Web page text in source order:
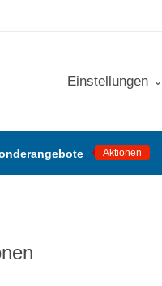
Einstellungen expand_more
Aktionen